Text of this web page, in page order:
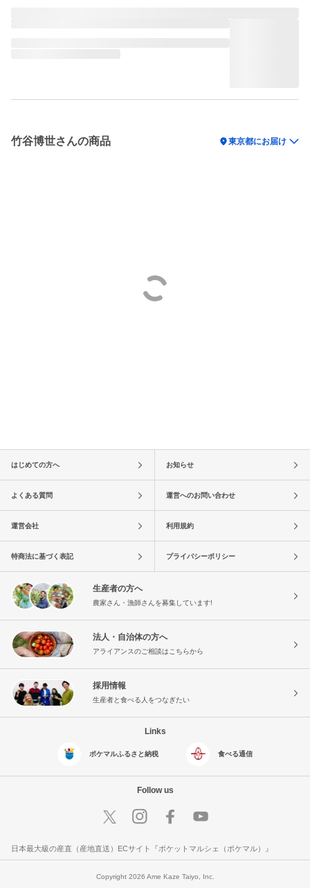
竹谷博世さんの商品 location_on東京都にお届け
はじめての方へ お知らせ
よくある質問 運営へのお問い合わせ
運営会社 利用規約
特商法に基づく表記 プライバシーポリシー
生産者の方へ
農家さん・漁師さんを募集しています!
法人・自治体の方へ
アライアンスのご相談はこちらから
採用情報
生産者と食べる人をつなぎたい
Links
ポケマルふるさと納税 食べる通信
Follow us
日本最大級の産直（産地直送）ECサイト『ポケットマルシェ（ポケマル）』
Copyright 2026 Ame Kaze Taiyo, Inc.